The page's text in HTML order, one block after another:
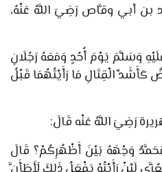
بن أبي وقَّاصرَضِيَ اللَّهُ عَنْهُ،
وَسَلَّمَ يَوْمَ أُحُدٍ وَمَعَهُ رَجُلَانِ
كَأَشَدِّ الْقِتَالِ مَا رَأَيْتُهُمَا قَبْلُ
رَضِيَ اللَّهُ عَنْه قَالَ:
وَجْهَهُ بَيْنَ أَظْهُرِكُمْ؟ قَالَ